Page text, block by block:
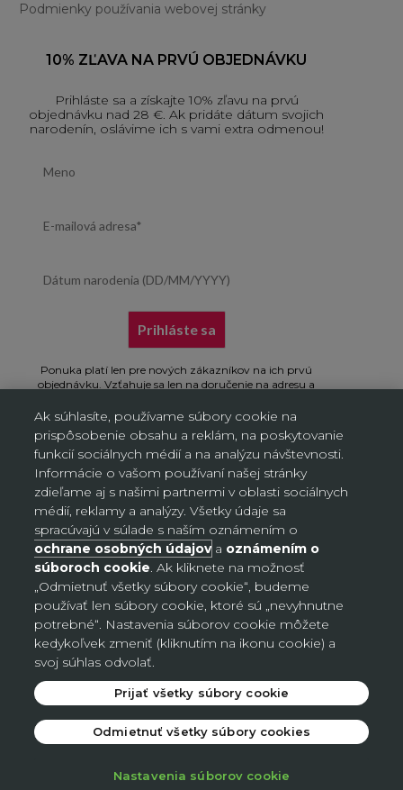
Podmienky používania webovej stránky
10% ZĽAVA NA PRVÚ OBJEDNÁVKU
Prihláste sa a získajte 10% zľavu na prvú
objednávku nad 28 €. Ak pridáte dátum svojich
narodenín, oslávime ich s vami extra odmenou!
Prihláste sa
Ponuka platí len pre nových zákazníkov na ich prvú
objednávku. Vzťahuje sa len na doručenie na adresu a
AL/AG. Kliknutím na „Prihlásiť sa“ potvrdzujete, že
ste si prečítali Oznámenie o ochrane osobných údajov
a súhlasíte s ním.
Nastavenia súborov cookie
Slovensko (EUR €)
Krajina
Česko (CZK Kč)
Nemecko (EUR €)
Slovensko (EUR €)
© 2026 - Avon
Ak súhlasíte, používame súbory cookie na
prispôsobenie obsahu a reklám, na poskytovanie
funkcií sociálnych médií a na analýzu návštevnosti.
Informácie o vašom používaní našej stránky
zdieľame aj s našimi partnermi v oblasti sociálnych
médií, reklamy a analýzy. Všetky údaje sa
spracúvajú v súlade s naším oznámením o
ochrane osobných údajov a oznámením o
súboroch cookie. Ak kliknete na možnosť
„Odmietnuť všetky súbory cookie“, budeme
používať len súbory cookie, ktoré sú „nevyhnutne
potrebné“. Nastavenia súborov cookie môžete
kedykoľvek zmeniť (kliknutím na ikonu cookie) a
svoj súhlas odvolať.
Nastavenia súborov cookie
Odmietnuť všetky súbory cookies
Prijať všetky súbory cookie